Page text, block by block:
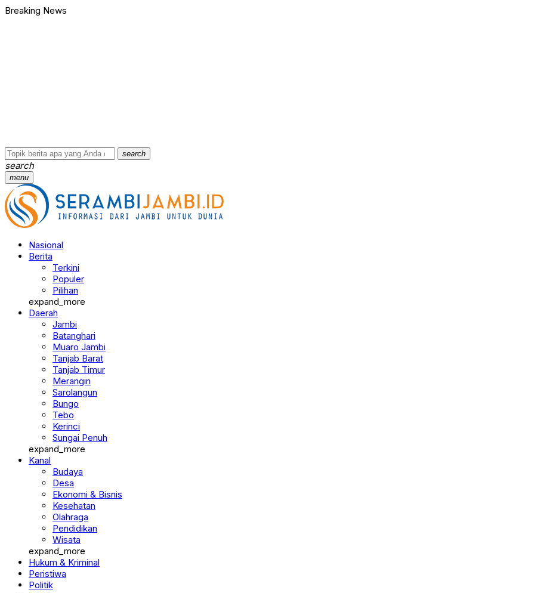
Breaking News
search
search
menu
Nasional
Berita
Terkini
Populer
Pilihan
expand_more
Daerah
Jambi
Batanghari
Muaro Jambi
Tanjab Barat
Tanjab Timur
Merangin
Sarolangun
Bungo
Tebo
Kerinci
Sungai Penuh
expand_more
Kanal
Budaya
Desa
Ekonomi & Bisnis
Kesehatan
Olahraga
Pendidikan
Wisata
expand_more
Hukum & Kriminal
Peristiwa
Politik